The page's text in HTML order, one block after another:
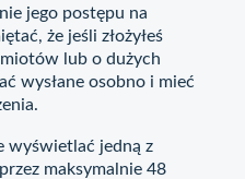
jego postępu na
że jeśli złożyłeś
lub o dużych
wysłane osobno i mieć
wyświetlać jedną z
maksymalnie 48